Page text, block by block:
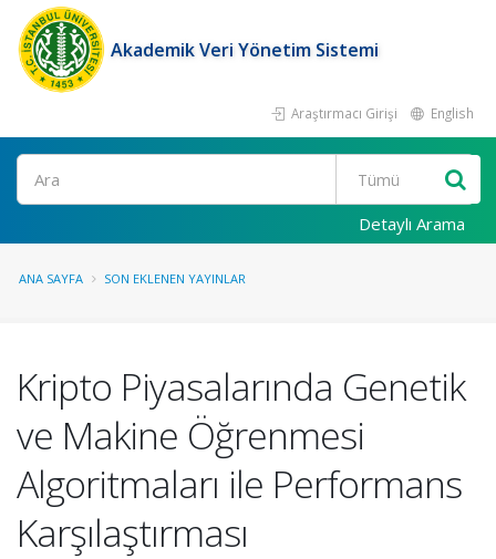
Akademik Veri Yönetim Sistemi
Araştırmacı Girişi English
Ara
Detaylı Arama
ANA SAYFA SON EKLENEN YAYINLAR
Kripto Piyasalarında Genetik
ve Makine Öğrenmesi
Algoritmaları ile Performans
Karşılaştırması